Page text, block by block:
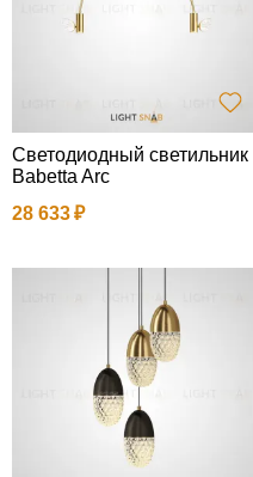
Светодиодный светильник
Babetta Arc
28 633